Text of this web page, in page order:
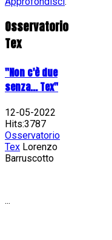
Osservatorio
Tex
"Non c'è due
senza... Tex"
12-05-2022
Hits:3787
Osservatorio
Tex Lorenzo
Barruscotto
...